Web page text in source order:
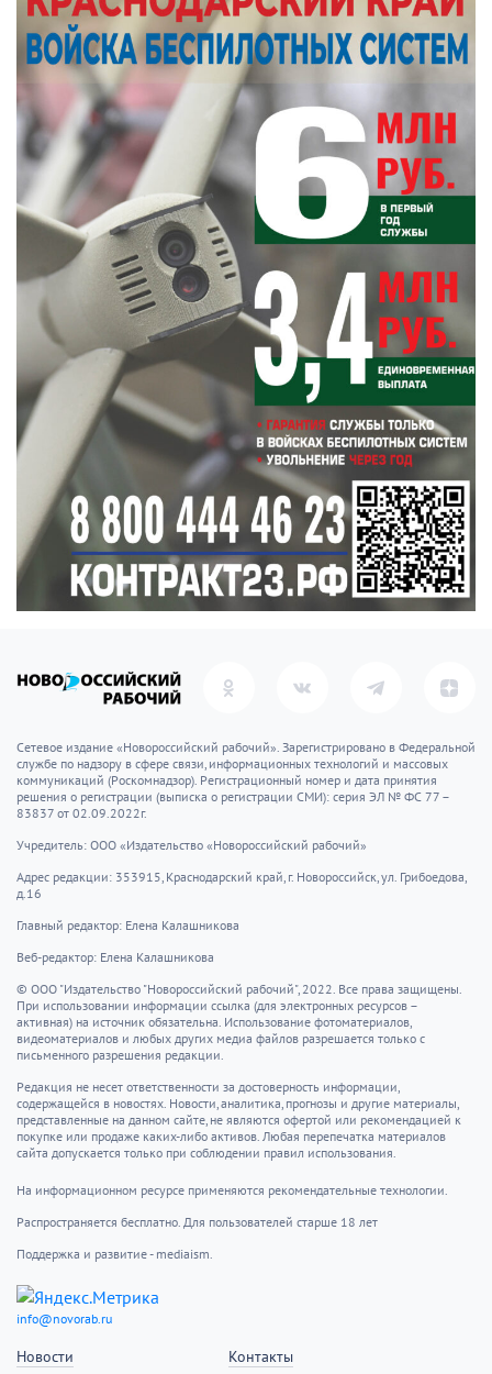
Сетевое издание «Новороссийский рабочий». Зарегистрировано в Федеральной
службе по надзору в сфере связи, информационных технологий и массовых
коммуникаций (Роскомнадзор). Регистрационный номер и дата принятия
решения о регистрации (выписка о регистрации СМИ): серия ЭЛ № ФС 77 –
83837 от 02.09.2022г.
Учредитель: ООО «Издательство «Новороссийский рабочий»
Адрес редакции: 353915, Краснодарский край, г. Новороссийск, ул. Грибоедова,
д.16
Главный редактор: Елена Калашникова
Веб-редактор: Елена Калашникова
© ООО "Издательство "Новороссийский рабочий", 2022. Все права защищены.
При использовании информации ссылка (для электронных ресурсов –
активная) на источник обязательна. Использование фотоматериалов,
видеоматериалов и любых других медиа файлов разрешается только с
письменного разрешения редакции.
Редакция не несет ответственности за достоверность информации,
содержащейся в новостях. Новости, аналитика, прогнозы и другие материалы,
представленные на данном сайте, не являются офертой или рекомендацией к
покупке или продаже каких-либо активов. Любая перепечатка материалов
сайта допускается только при соблюдении правил использования.
На информационном ресурсе применяются рекомендательные технологии.
Распространяется бесплатно. Для пользователей старше 18 лет
Поддержка и развитие - mediaism.
info@novorab.ru
Новости
Контакты